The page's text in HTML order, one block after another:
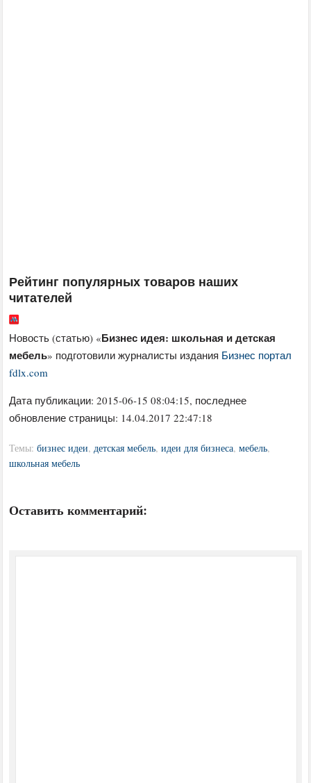
Рейтинг популярных товаров наших
читателей
Новость (статью) «Бизнес идея: школьная и детская
мебель» подготовили журналисты издания Бизнес портал
fdlx.com
Дата публикации:2015-06-15 08:04:15, последнее
обновление страницы: 14.04.2017 22:47:18
Темы:бизнес идеи, детская мебель,идеи для бизнеса,мебель,
школьная мебель
Оставить комментарий: